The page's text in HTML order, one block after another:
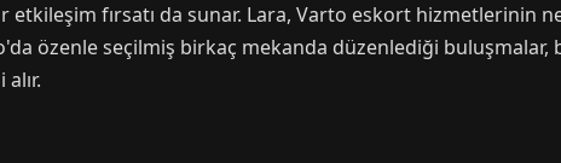
fırsatı da sunar. Lara, Varto eskort hizmetlerinin
özenle seçilmiş birkaç mekanda düzenlediği buluşmalar,